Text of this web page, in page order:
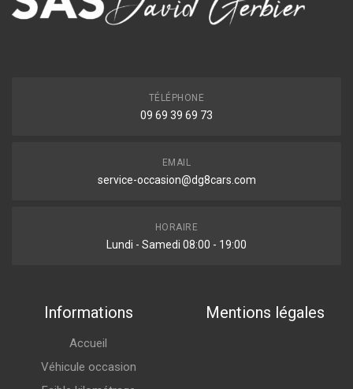
TÉLÉPHONE
09 69 39 69 73
EMAIL
service-occasion@dg8cars.com
HORAIRE
Lundi - Samedi 08:00 - 19:00
Informations
Accueil
Véhicule occasion
Mentions légales